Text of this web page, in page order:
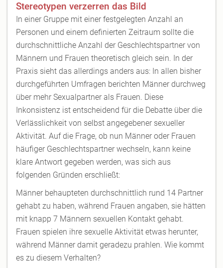
Stereotypen verzerren das Bild
In einer Gruppe mit einer festgelegten Anzahl an
Personen und einem definierten Zeitraum sollte die
durchschnittliche Anzahl der Geschlechtspartner von
Männern und Frauen theoretisch gleich sein. In der
Praxis sieht das allerdings anders aus: In allen bisher
durchgeführten Umfragen berichten Männer durchweg
über mehr Sexualpartner als Frauen. Diese
Inkonsistenz ist entscheidend für die Debatte über die
Verlässlichkeit von selbst angegebener sexueller
Aktivität. Auf die Frage, ob nun Männer oder Frauen
häufiger Geschlechtspartner wechseln, kann keine
klare Antwort gegeben werden, was sich aus
folgenden Gründen erschließt:
Männer behaupteten durchschnittlich rund 14 Partner
gehabt zu haben, während Frauen angaben, sie hätten
mit knapp 7 Männern sexuellen Kontakt gehabt.
Frauen spielen ihre sexuelle Aktivität etwas herunter,
während Männer damit geradezu prahlen. Wie kommt
es zu diesem Verhalten?